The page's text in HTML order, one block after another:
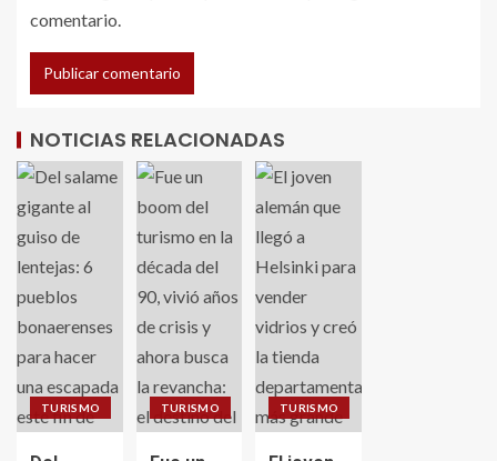
comentario.
NOTICIAS RELACIONADAS
TURISMO TURISMO TURISMO